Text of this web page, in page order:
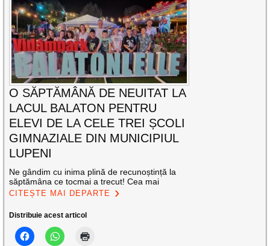
O SĂPTĂMÂNĂ DE NEUITAT LA
LACUL BALATON PENTRU
ELEVI DE LA CELE TREI ȘCOLI
GIMNAZIALE DIN MUNICIPIUL
LUPENI
Ne gândim cu inima plină de recunoștință la
săptămâna ce tocmai a trecut! Cea mai
CITEȘTE MAI DEPARTE
Distribuie acest articol